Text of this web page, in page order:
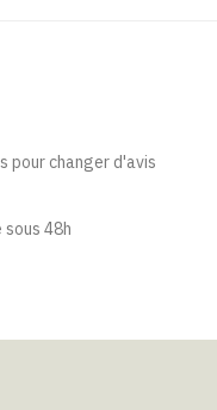
pour changer d'avis
48h